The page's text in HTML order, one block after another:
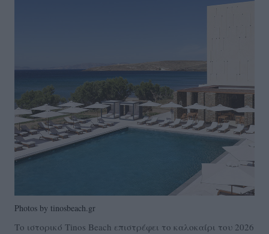
Photos by tinosbeach.gr
Το ιστορικό Tinos Beach επιστρέφει το καλοκαίρι του 2026